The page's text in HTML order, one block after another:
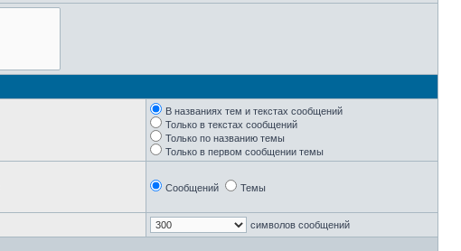
В названиях тем и текстах сообщений
Только в текстах сообщений
Только по названию темы
Только в первом сообщении темы
Сообщений Темы
символов сообщений